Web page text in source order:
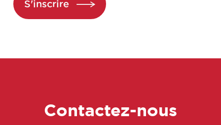
en logiciels en relation avec les
biotechnologies et les données de
Chargé des études pharmaco-
S'inscrire
Contactez-nous